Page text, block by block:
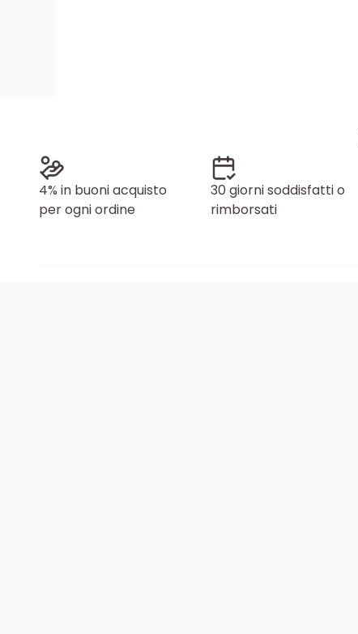
4% in buoni acquisto
per ogni ordine
30 giorni soddisfatti o
rimborsati